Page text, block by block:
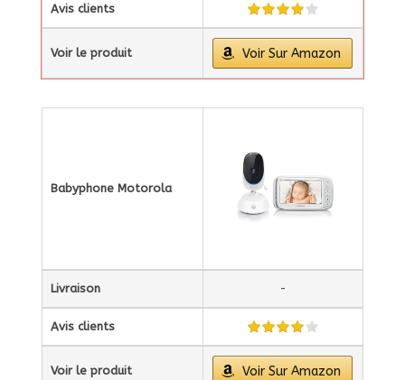
Avis clients
Voir le produit Voir Sur Amazon
Babyphone Motorola
Livraison -
Avis clients
Voir le produit Voir Sur Amazon